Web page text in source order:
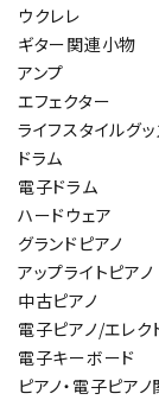
ウクレレ
ギター関連小物
アンプ
エフェクター
ライフスタイルグ
ドラム
電子ドラム
ハードウェア
グランドピアノ
アップライトピアノ
中古ピアノ
電子ピアノ/エレク
電子キーボード
ピアノ・電子ピア